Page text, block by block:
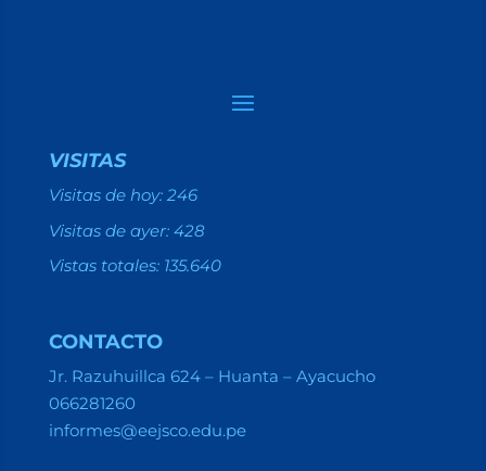
VISITAS
Visitas de hoy: 246
Visitas de ayer: 428
Vistas totales: 135.640
CONTACTO
Jr. Razuhuillca 624 – Huanta – Ayacucho
066281260
informes@eejsco.edu.pe